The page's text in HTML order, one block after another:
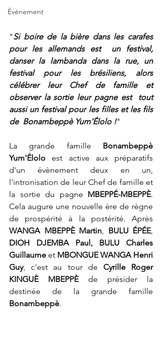
Événement
"Si boire de la bière dans les carafes
pour les allemands est  un festival,
danser la lambanda dans la rue, un
festival pour les brésiliens, alors
célébrer leur Chef de famille et
observer la sortie leur pagne est  tout
aussi un festival pour les filles et les fils
de  Bonambeppè Yum'Élolo !"
La grande famille Bonambeppè
Yum'Élolo est active aux préparatifs
d'un évènement deux en un,
l'intronisation de leur Chef de famille et
la sortie du pagne MBEPPÉ-MBEPPÈ.
Cela augure une nouvelle ère de règne
WANGA MBEPPÈ Martin, BULU ÉPÉE
DIOH DJEMBA Paul, BULU Charles
Guillaume et MBONGUE WANGA Henri
Guy, c'est au tour de Cyrille Roger
KINGUÈ MBEPPÈ de présider la
Bonambeppè.